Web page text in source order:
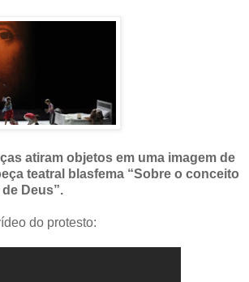
atiram objetos em uma imagem de
teatral blasfema “Sobre o conceito
Deus”.
do protesto: